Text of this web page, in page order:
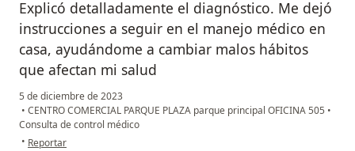
Explicó detalladamente el diagnóstico. Me dejó
instrucciones a seguir en el manejo médico en
casa, ayudándome a cambiar malos hábitos
que afectan mi salud
5 de diciembre de 2023
• CENTRO COMERCIAL PARQUE PLAZA parque principal OFICINA 505 •
Consulta de control médico
• en opinión del usuario ODJ
Reportar